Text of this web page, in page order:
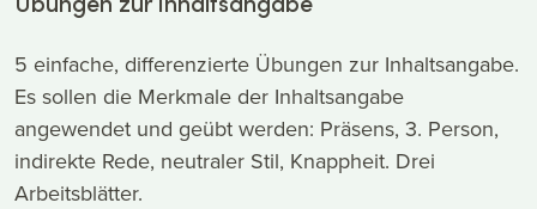
5 einfache, differenzierte Übungen zur Inhaltsangabe.
Es sollen die Merkmale der Inhaltsangabe
angewendet und geübt werden: Präsens, 3. Person,
indirekte Rede, neutraler Stil, Knappheit. Drei
Arbeitsblätter.